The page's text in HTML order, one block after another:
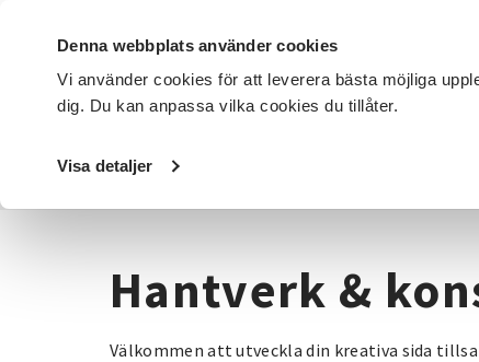
Denna webbplats använder cookies
Vi använder cookies för att leverera bästa möjliga
dig. Du kan anpassa vilka cookies du tillåter.
Visa detaljer
DET HÄR GÖR VI FÖR DIG SOM SÖK KURSER OCH
Startsida / Kurser och evenemang
Hantverk &
Välkommen att utveckla din kreativa sida